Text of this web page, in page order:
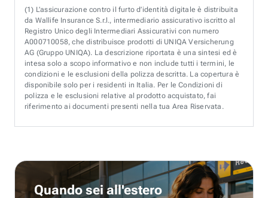
(1) L’assicurazione contro il furto d’identità digitale è distribuita
da Wallife Insurance S.r.l., intermediario assicurativo iscritto al
Registro Unico degli Intermediari Assicurativi con numero
A000710058, che distribuisce prodotti di UNIQA Versicherung
AG (Gruppo UNIQA). La descrizione riportata è una sintesi ed è
intesa solo a scopo informativo e non include tutti i termini, le
condizioni e le esclusioni della polizza descritta. La copertura è
disponibile solo per i residenti in Italia. Per le Condizioni di
polizza e le esclusioni relative al prodotto acquistato, fai
riferimento ai documenti presenti nella tua Area Riservata.
Quando sei all'estero